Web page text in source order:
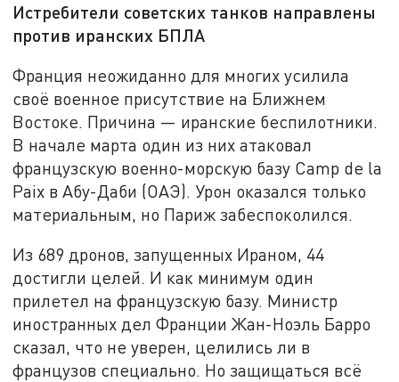
Истребители советских танков направлены
против иранских БПЛА
Франция неожиданно для многих усилила
своё военное присутствие на Ближнем
Востоке. Причина — иранские беспилотники.
В начале марта один из них атаковал
французскую военно-морскую базу Camp de la
Paix в Абу-Даби (ОАЭ). Урон оказался только
материальным, но Париж забеспоколился.
Из 689 дронов, запущенных Ираном, 44
достигли целей. И как минимум один
прилетел на французскую базу. Министр
иностранных дел Франции Жан-Ноэль Барро
сказал, что не уверен, целились ли в
французов специально. Но защищаться всё